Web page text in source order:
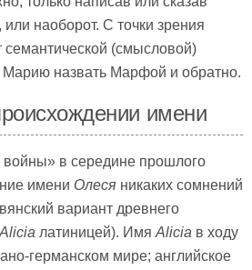
, или наоборот. С точки зрения
семантической (смысловой)
назвать Марфой и обратно.
имени
в середине прошлого
имени Олеся никаких сомнений
вариант древнего
Alicia латиницей). Имя Alicia в ходу
германском мире; английское